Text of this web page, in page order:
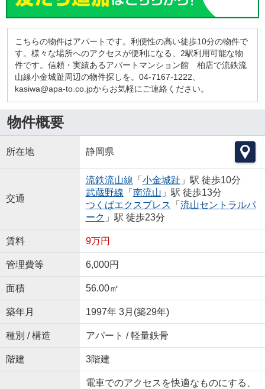
こちらの物件はアパートです。利便性の高い徒歩10分の物件で
す。様々な場所へのアクセスが便利になる、2駅利用可能な物
件です。信頼・実績あるアパートマンション館 柏店で流鉄流
山線小金城趾周辺の物件探しを。04-7167-1222、
kasiwa@apa-to.co.jpからお気軽にご連絡ください。
物件概要
所在地 静岡県
交通
流鉄流山線 「 小金城趾 」駅 徒歩10分
武蔵野線 「 南流山 」駅 徒歩13分
つくばエクスプレス 「 流山セントラルパ
ーク 」駅 徒歩23分
賃料 9万円
管理費等 6,000円
面積 56.00㎡
築年月 1997年 3月(築29年)
種別 / 構造 アパート / 軽量鉄骨
階建 3階建
電車でのアクセスを快適なものにする、